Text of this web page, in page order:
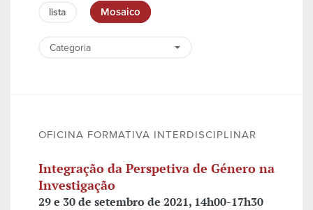
lista Mosaico
OFICINA FORMATIVA INTERDISCIPLINAR
Integração da Perspetiva de Género na
Investigação
29 e 30 de setembro de 2021, 14h00-17h30